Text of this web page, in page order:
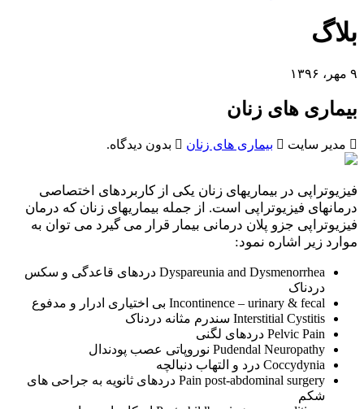
بلاگ
۹ مهر، ۱۳۹۶
بیماری های زنان
مدیر سایت بیماری های زنان بدون دیدگاه.
فیزیوتراپی در بیماریهای زنان یکی از کاربردهای اختصاصی
درمانهای فیزیوتراپی است. از جمله بیماریهای زنان که درمان
فیزیوتراپی جزو پلان درمانی بیمار قرار می گیرد می توان به
موارد زیر اشاره نمود:
Dyspareunia and Dysmenorrhea دردهای قاعدگی و سکس
دردناک
Incontinence – urinary & fecal بی اختیاری ادرار و مدفوع
Interstitial Cystitis سندرم مثانه دردناک
Pelvic Pain دردهای لگنی
Pudendal Neuropathy نوروپاتی عصب پودندال
Coccydynia درد و التهاب دنبالچه
Pain post-abdominal surgery دردهای ثانویه به جراحی های
شکم